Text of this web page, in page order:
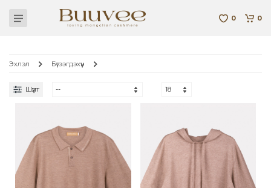
0 0
Эхлэл Бүтээгдэхүүн
Шүүлт